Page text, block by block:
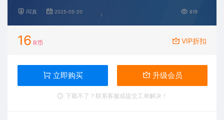
i写真 2025-05-20 819
16 R币 VIP折扣
立即购买 升级会员
下载不了？联系客服或提交工单解决！